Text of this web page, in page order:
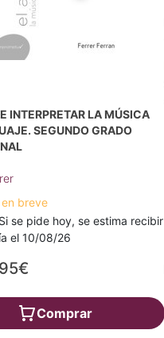
INTERPRETAR LA MÚSICA
SEGUNDO GRADO
breve
se pide hoy, se estima recibir
el 10/08/26
Comprar